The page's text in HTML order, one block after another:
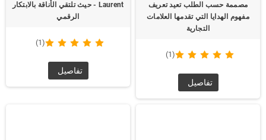
مصممة حسب الطلب تعيد تعريف
مفهوم الهدايا التي تقدمها العلامات
التجارية
(1)
تفاصيل
Laurent - حيث تلتقي الأناقة بالابتكار
الرقمي
(1)
تفاصيل